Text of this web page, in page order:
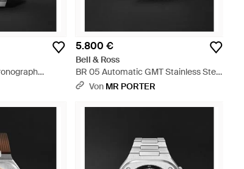
Schwarz
5.800 €
Bell & Ross
BR 05 Automatic GMT Stainless Steel
Watch - Schwarz
Von MR PORTER